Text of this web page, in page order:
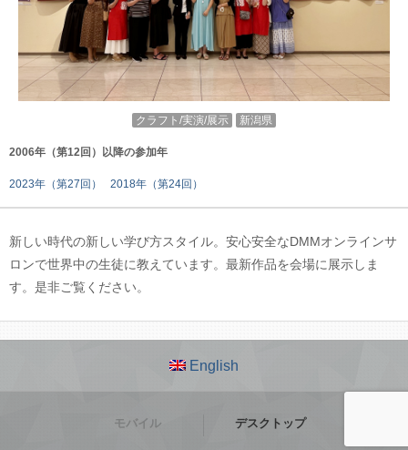
クラフト/実演/展示 新潟県
2006年（第12回）以降の参加年
2023年（第27回） 2018年（第24回）
新しい時代の新しい学び方スタイル。安心安全なDMMオンラインサ
ロンで世界中の生徒に教えています。最新作品を会場に展示しま
す。是非ご覧ください。
English
モバイル デスクトップ